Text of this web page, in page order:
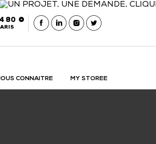
80
CONNAITRE MY STOREE